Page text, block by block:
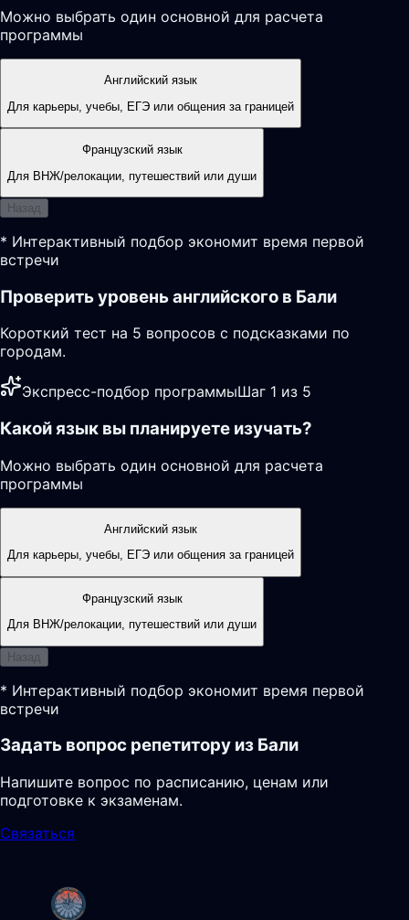
Можно выбрать один основной для расчета
программы
Английский язык
Для карьеры, учебы, ЕГЭ или общения за границей
Французский язык
Для ВНЖ/релокации, путешествий или души
Назад
* Интерактивный подбор экономит время первой
встречи
Проверить уровень английского в Бали
Короткий тест на 5 вопросов с подсказками по
городам.
Экспресс-подбор программыШаг 1 из 5
Какой язык вы планируете изучать?
Можно выбрать один основной для расчета
программы
Английский язык
Для карьеры, учебы, ЕГЭ или общения за границей
Французский язык
Для ВНЖ/релокации, путешествий или души
Назад
* Интерактивный подбор экономит время первой
встречи
Задать вопрос репетитору из Бали
Напишите вопрос по расписанию, ценам или
подготовке к экзаменам.
Связаться